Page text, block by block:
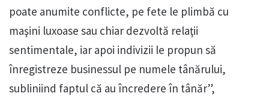
poate anumite conflicte, pe fete le plimbă cu
maşini luxoase sau chiar dezvoltă relaţii
sentimentale, iar apoi indivizii le propun să
înregistreze businessul pe numele tânărului,
subliniind faptul că au încredere în tânăr”,